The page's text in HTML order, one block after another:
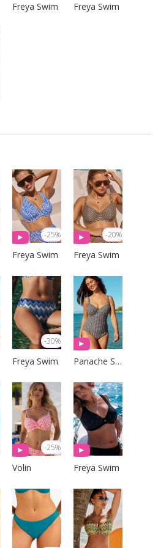
Freya Swim Freya Swim
-25%
Freya Swim
-20%
Freya Swim
-30%
Freya Swim Panache Swim
-25%
Volin Freya Swim